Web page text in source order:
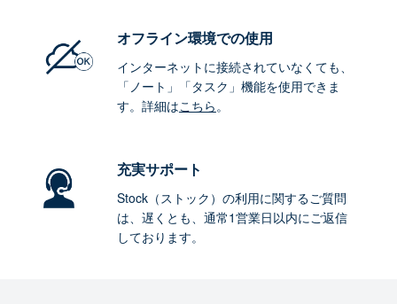
オフライン環境での使用
インターネットに接続されていなくても、
「ノート」「タスク」機能を使用できま
す。詳細はこちら。
充実サポート
Stock（ストック）の利用に関するご質問
は、遅くとも、通常1営業日以内にご返信
しております。